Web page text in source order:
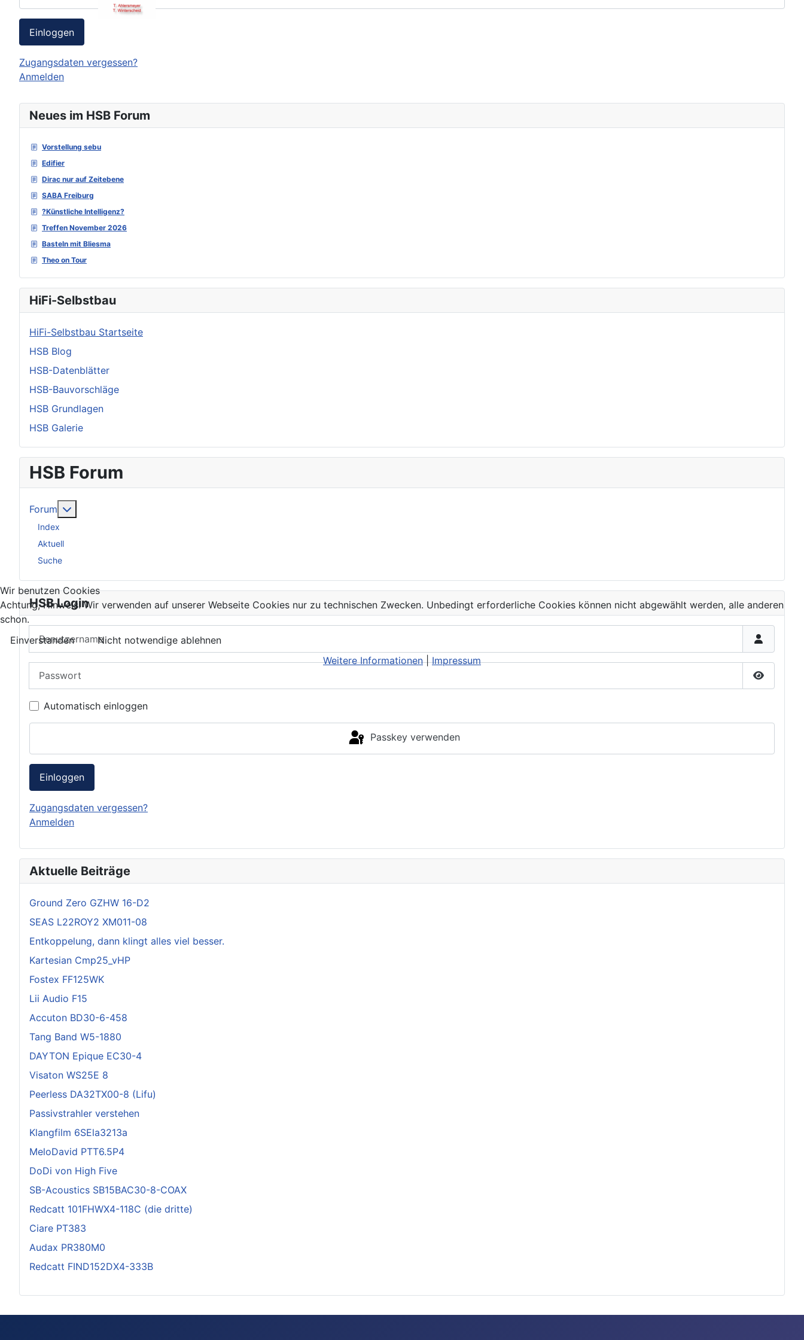
Neues im HSB Forum
Vorstellung sebu
Edifier
Dirac nur auf Zeitebene
SABA Freiburg
?Künstliche Intelligenz?
Treffen November 2026
Basteln mit Bliesma
Theo on Tour
HiFi-Selbstbau
HiFi-Selbstbau Startseite
HSB Blog
HSB-Datenblätter
HSB-Bauvorschläge
HSB Grundlagen
HSB Galerie
HSB Forum
Forum
Index
Aktuell
Suche
HSB Login
Passwort
Automatisch einloggen
Passkey verwenden
Einloggen
Zugangsdaten vergessen?
Anmelden
Aktuelle Beiträge
Ground Zero GZHW 16-D2
SEAS L22ROY2 XM011-08
Entkoppelung, dann klingt alles viel besser.
Kartesian Cmp25_vHP
Fostex FF125WK
Lii Audio F15
Accuton BD30-6-458
Tang Band W5-1880
DAYTON Epique EC30-4
Visaton WS25E 8
Peerless DA32TX00-8 (Lifu)
Passivstrahler verstehen
Klangfilm 6SEla3213a
MeloDavid PTT6.5P4
DoDi von High Five
SB-Acoustics SB15BAC30-8-COAX
Redcatt 101FHWX4-118C (die dritte)
Ciare PT383
Audax PR380M0
Redcatt FIND152DX4-333B
Einloggen
Zugangsdaten vergessen?
Anmelden
Wir benutzen Cookies
Achtung, Hinweis! Wir verwenden auf unserer Webseite Cookies nur zu technischen Zwecken. Unbedingt erforderliche Cookies können nicht abgewählt werden, alle anderen
schon.
Einverstanden
Nicht notwendige ablehnen
Weitere Informationen|Impressum